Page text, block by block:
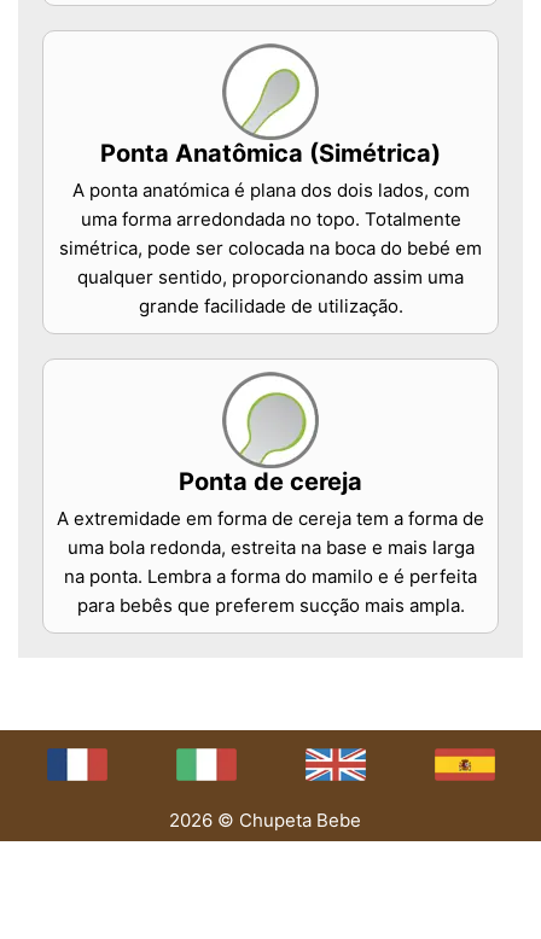
Ponta Anatômica (Simétrica)
A ponta anatómica é plana dos dois lados, com
uma forma arredondada no topo. Totalmente
simétrica, pode ser colocada na boca do bebé em
qualquer sentido, proporcionando assim uma
grande facilidade de utilização.
Ponta de cereja
A extremidade em forma de cereja tem a forma de
uma bola redonda, estreita na base e mais larga
na ponta. Lembra a forma do mamilo e é perfeita
para bebês que preferem sucção mais ampla.
2026 © Chupeta Bebe